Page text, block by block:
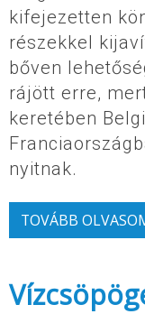
kifejezetten
részekkel
bőven
rájött erre,
keretében
nyitnak.
TOVÁBB